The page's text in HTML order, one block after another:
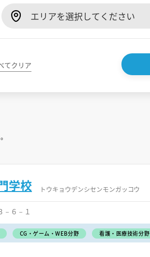
エリアを選択してください
てクリア
学校 トウキョウデンシセンモンガッコウ
－６－１
CG・ゲーム・WEB分野 看護・医療技術分野